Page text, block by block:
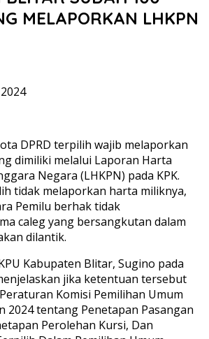
MELAPORKAN LHKPN
DPRD terpilih wajib melaporkan
dimiliki melalui Laporan Harta
Negara (LHKPN) pada KPK.
tidak melaporkan harta miliknya,
Pemilu berhak tidak
caleg yang bersangkutan dalam
dilantik.
Kabupaten Blitar, Sugino pada
jika ketentuan tersebut
Komisi Pemilihan Umum
2024 tentang Penetapan Pasangan
Perolehan Kursi, Dan